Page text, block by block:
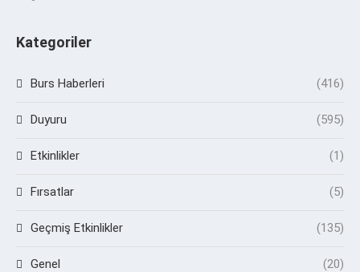
Kategoriler
Burs Haberleri (416)
Duyuru (595)
Etkinlikler (1)
Fırsatlar (5)
Geçmiş Etkinlikler (135)
Genel (20)